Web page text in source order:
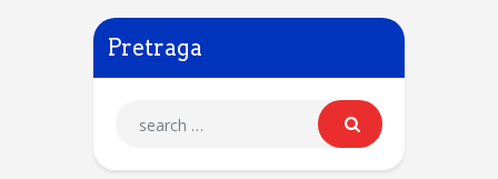
Pretraga